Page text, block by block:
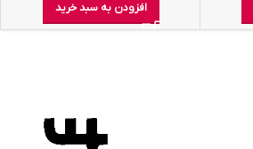
افزودن به سبد خرید